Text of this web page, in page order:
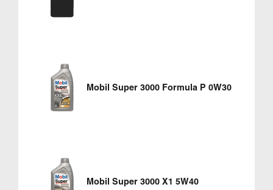
Mobil Super 3000 Formula P 0W30
Mobil Super 3000 X1 5W40